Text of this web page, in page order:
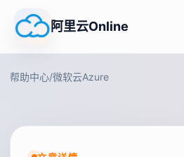
阿里云Online
帮助中心/微软云Azure